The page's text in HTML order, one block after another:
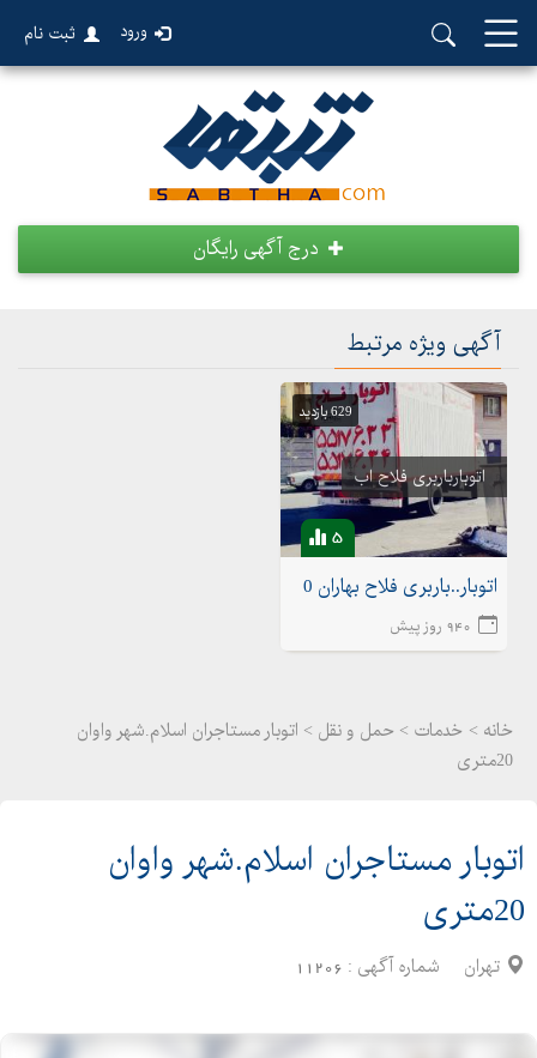
ورود ثبت نام
درج آگهی رایگان
آگهی ویژه مرتبط
629 بازدید
اتوبارباربری فلاح اب
5
اتوبار..باربری فلاح بهاران 02155175020اتوبار شهرک ولیعصر
940 روز پیش
خانه > خدمات > حمل و نقل > اتوبار مستاجران اسلام.شهر واوان
20متری
اتوبار مستاجران اسلام.شهر واوان
20متری
تهران شماره آگهی : 11206